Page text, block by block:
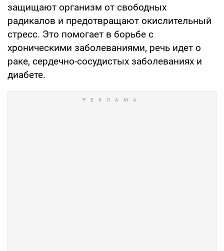
защищают организм от свободных
радикалов и предотвращают окислительный
стресс. Это помогает в борьбе с
хроническими заболеваниями, речь идет о
раке, сердечно-сосудистых заболеваниях и
диабете.